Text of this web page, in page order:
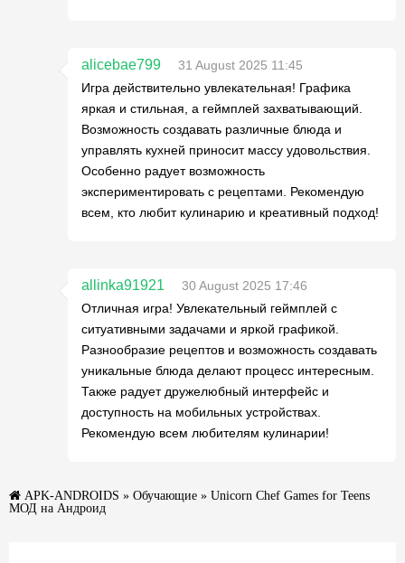
alicebae799
31 August 2025 11:45
Игра действительно увлекательная! Графика
яркая и стильная, а геймплей захватывающий.
Возможность создавать различные блюда и
управлять кухней приносит массу удовольствия.
Особенно радует возможность
экспериментировать с рецептами. Рекомендую
всем, кто любит кулинарию и креативный подход!
allinka91921
30 August 2025 17:46
Отличная игра! Увлекательный геймплей с
ситуативными задачами и яркой графикой.
Разнообразие рецептов и возможность создавать
уникальные блюда делают процесс интересным.
Также радует дружелюбный интерфейс и
доступность на мобильных устройствах.
Рекомендую всем любителям кулинарии!
APK-ANDROIDS » Обучающие » Unicorn Chef Games for Teens
МОД на Андроид